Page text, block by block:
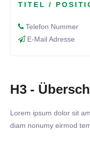
TITEL /
Telefon Nummer
E-Mail Adresse
H3 -
Lorem ipsum dolor sit
diam nonumy eirmod